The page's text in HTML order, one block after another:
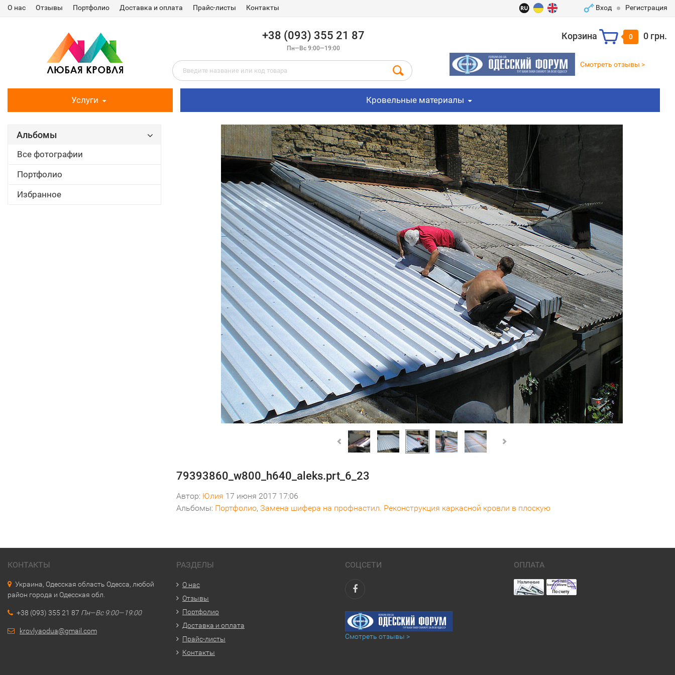
О нас Отзывы Портфолио Доставка и оплата Прайс-листы Контакты Вход Регистрация
+38 (093) 355 21 87
Пн—Вс 9:00—19:00
Корзина 0 0 грн.
Смотреть отзывы >
Услуги Кровельные материалы
Альбомы
Все фотографии
Портфолио
Избранное
79393860_w800_h640_aleks.prt_6_23
Автор: Юлия 17 июня 2017 17:06
Альбомы: Портфолио, Замена шифера на профнастил. Реконструкция каркасной кровли в плоскую
КОНТАКТЫ
Украина, Одесская область Одесса, любой
район города и Одесская обл.
+38 (093) 355 21 87 Пн—Вс 9:00—19:00
krovlyaodua@gmail.com
РАЗДЕЛЫ
О нас
Отзывы
Портфолио
Доставка и оплата
Прайс-листы
Контакты
СОЦСЕТИ
Смотреть отзывы >
ОПЛАТА